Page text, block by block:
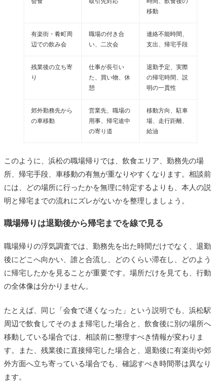
移動
有楽街・肴町周
辺での飲み会
職場の付き合
い、二次会
連絡不能時間、
支出、帰宅手段
残業後の立ち寄
り
仕事が長引い
た、買い物、休
憩
退勤予定、実際
の帰宅時間、説
明の一貫性
郊外勤務先から
の車移動
営業先、職場の
用事、帰宅途中
の寄り道
移動方向、駐車
場、走行距離、
給油
このように、浜松の職場帰りでは、飲食エリア、勤務先の場
所、帰宅手段、車移動の有無が重なりやすくなります。相談前
には、どの場所に行ったかを無理に特定するよりも、本人の説
明と帰宅までの流れにズレがないかを整理しましょう。
職場帰りは退勤後から帰宅までを線で見る
職場帰りの浮気調査では、勤務先を出た時間だけでなく、退勤
後にどこへ向かい、誰と合流し、どのくらい滞在し、どのよう
に帰宅したかを見ることが重要です。場所だけを見ても、行動
の全体像は分かりません。
たとえば、同じ「会食で遅くなった」という説明でも、浜松駅
周辺で飲食してそのまま帰宅した場合と、飲食後に別の場所へ
移動している場合では、相談前に整理すべき情報が変わりま
す。また、残業後に直接帰宅した場合と、退勤後に有楽街や郊
外方面へ立ち寄っている場合でも、確認すべき時間帯は異なり
ます。